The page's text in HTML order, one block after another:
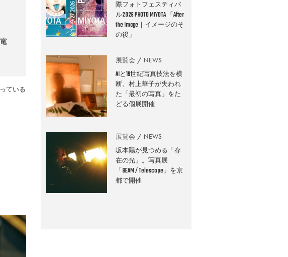
ている
際フォトフェスティバ
ル2026 PHOTO MIYOTA 「After
the Image｜イメージのそ
の後」
展覧会 NEWS
AIと19世紀写真技法を横
断。村上華子が失われ
た「最初の写真」をた
どる個展開催
展覧会 NEWS
坂本陽が見つめる「存
在の光」。写真展
「BEAM / Telescope」を京
都で開催